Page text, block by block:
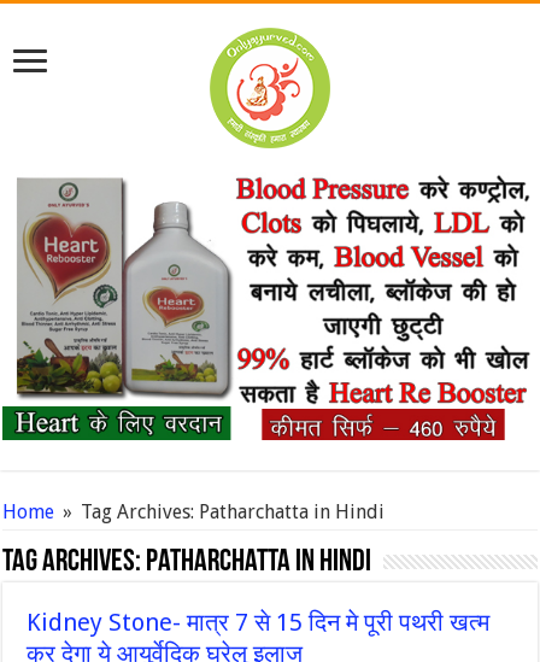
Home » Tag Archives: Patharchatta in Hindi
Tag Archives: Patharchatta in Hindi
Kidney Stone- मात्र 7 से 15 दिन मे पूरी पथरी खत्म
कर देगा ये आयुर्वेदिक घरेलू इलाज